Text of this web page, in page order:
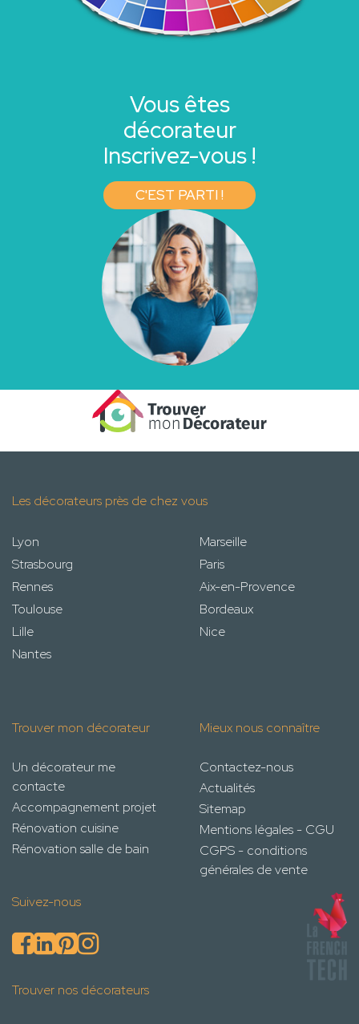
Vous êtes
décorateur
Inscrivez-vous !
C'EST PARTI !
Les décorateurs près de chez vous
Lyon
Marseille
Strasbourg
Paris
Rennes
Aix-en-Provence
Toulouse
Bordeaux
Lille
Nice
Nantes
Trouver mon décorateur
Un décorateur me
contacte
Accompagnement projet
Rénovation cuisine
Rénovation salle de bain
Mieux nous connaître
Contactez-nous
Actualités
Sitemap
Mentions légales - CGU
CGPS - conditions
générales de vente
Suivez-nous
Trouver nos décorateurs